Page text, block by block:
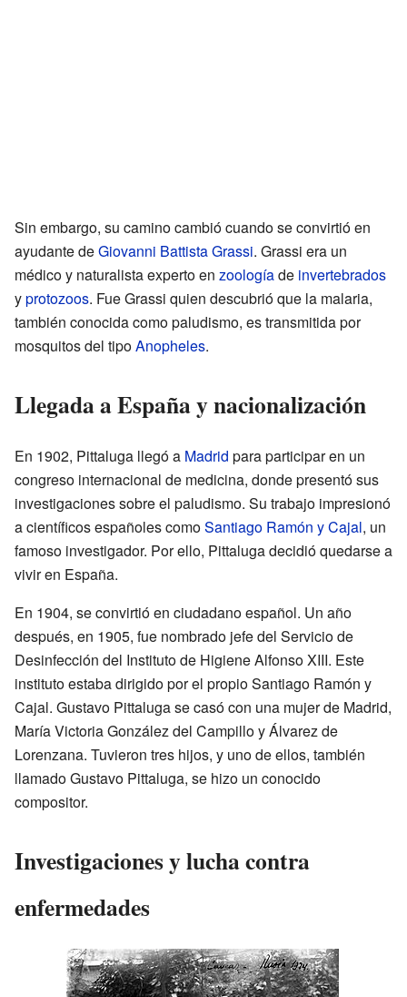
Sin embargo, su camino cambió cuando se convirtió en
ayudante deGiovanni Battista Grassi. Grassi era un
médico y naturalista experto en zoologíade invertebrados
yprotozoos. Fue Grassi quien descubrió que la malaria,
también conocida como paludismo, es transmitida por
mosquitos del tipoAnopheles.
Llegada a España y nacionalización
En 1902, Pittaluga llegó a Madrid para participar en un
congreso internacional de medicina, donde presentó sus
investigaciones sobre el paludismo. Su trabajo impresionó
a científicos españoles comoSantiago Ramón y Cajal, un
famoso investigador. Por ello, Pittaluga decidió quedarse a
vivir en España.
En 1904, se convirtió en ciudadano español. Un año
después, en 1905, fue nombrado jefe del Servicio de
Desinfección del Instituto de Higiene Alfonso XIII. Este
instituto estaba dirigido por el propio Santiago Ramón y
Cajal. Gustavo Pittaluga se casó con una mujer de Madrid,
María Victoria González del Campillo y Álvarez de
Lorenzana. Tuvieron tres hijos, y uno de ellos, también
llamado Gustavo Pittaluga, se hizo un conocido
compositor.
Investigaciones y lucha contra
enfermedades